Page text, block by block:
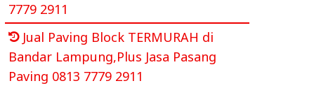
7779 2911
Jual Paving Block TERMURAH di
Bandar Lampung,Plus Jasa Pasang
Paving 0813 7779 2911